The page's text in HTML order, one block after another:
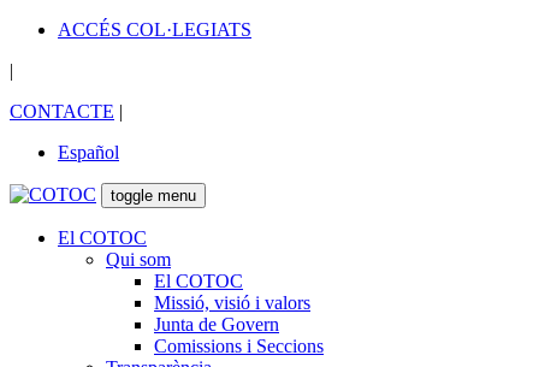
ACCÉS COL·LEGIATS
|
CONTACTE |
Español
toggle menu
El COTOC
Qui som
El COTOC
Missió, visió i valors
Junta de Govern
Comissions i Seccions